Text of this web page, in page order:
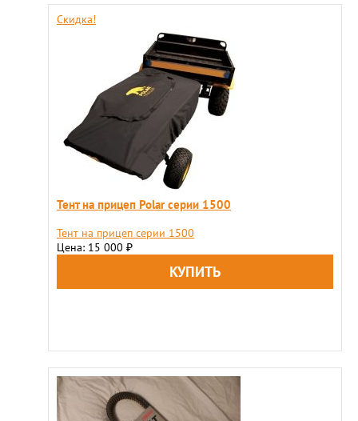
Скидка!
Тент на прицеп Polar серии 1500
Тент на прицеп серии 1500
Цена: 15 000 ₽